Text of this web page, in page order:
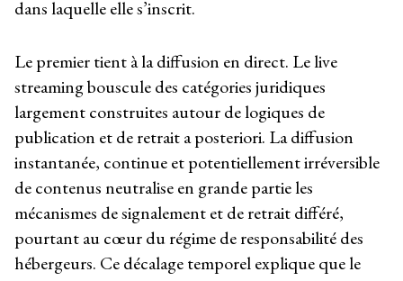
dans laquelle elle s’inscrit.
Le premier tient à la diffusion en direct. Le live
streaming bouscule des catégories juridiques
largement construites autour de logiques de
publication et de retrait a posteriori. La diffusion
instantanée, continue et potentiellement irréversible
de contenus neutralise en grande partie les
mécanismes de signalement et de retrait différé,
pourtant au cœur du régime de responsabilité des
hébergeurs. Ce décalage temporel explique que le